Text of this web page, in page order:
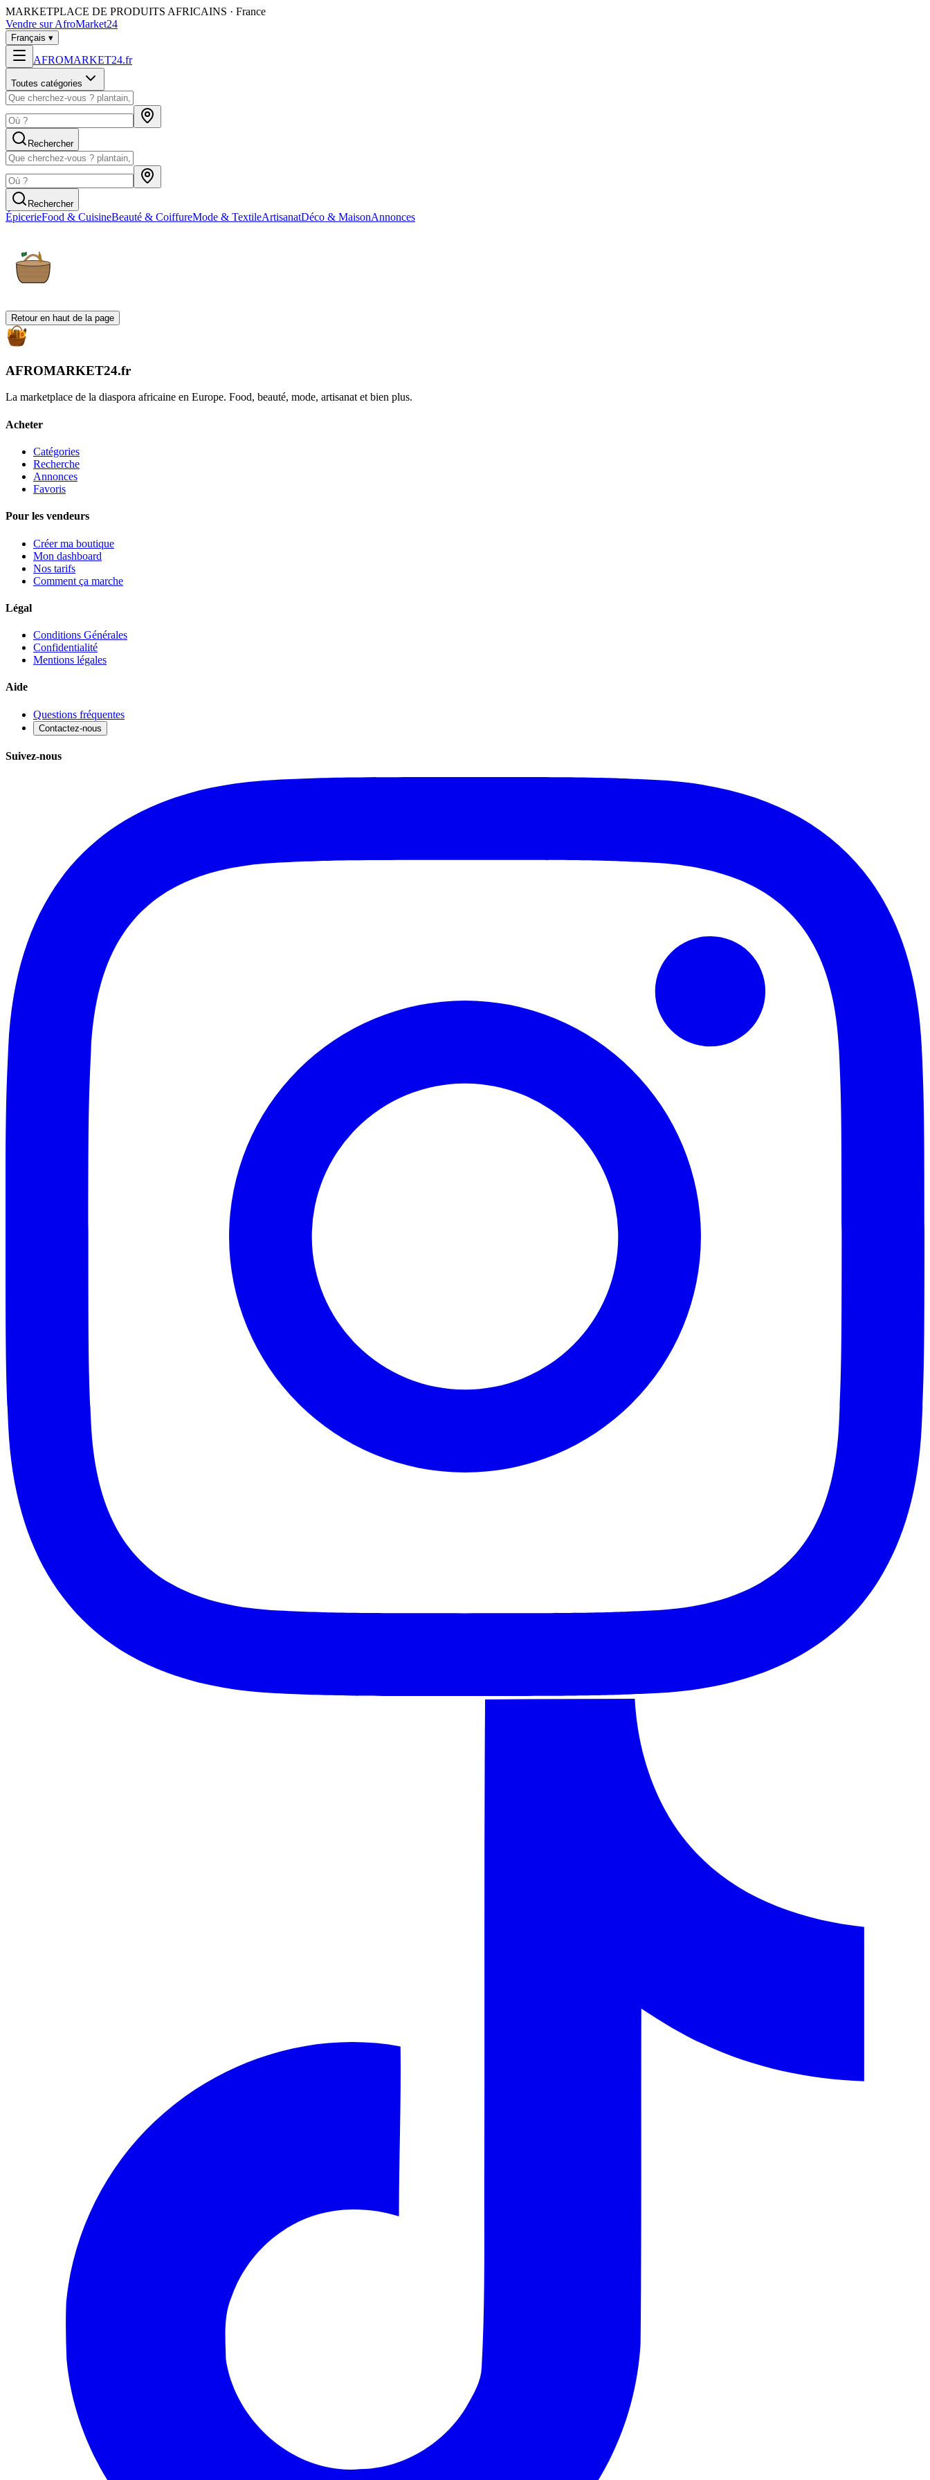
MARKETPLACE DE PRODUITS AFRICAINS · France
Vendre sur AfroMarket24
Français ▾
AFROMARKET24.fr
Toutes catégories
Rechercher
Rechercher
ÉpicerieFood & CuisineBeauté & CoiffureMode & TextileArtisanatDéco & MaisonAnnonces
Retour en haut de la page
AFROMARKET24.fr
La marketplace de la diaspora africaine en Europe. Food, beauté, mode, artisanat et bien plus.
Acheter
Catégories
Recherche
Annonces
Favoris
Pour les vendeurs
Créer ma boutique
Mon dashboard
Nos tarifs
Comment ça marche
Légal
Conditions Générales
Confidentialité
Mentions légales
Aide
Questions fréquentes
Contactez-nous
Suivez-nous